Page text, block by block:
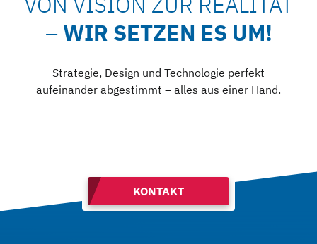
–WIR SETZEN ES UM!
Strategie, Design und Technologie perfekt
aufeinander abgestimmt – alles aus einer Hand.
KONTAKT